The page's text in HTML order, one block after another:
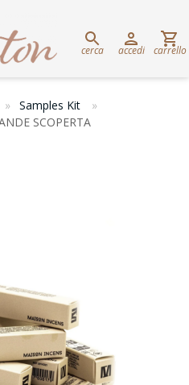
cerca accedi carrello
Samples Kit
SCOPERTA